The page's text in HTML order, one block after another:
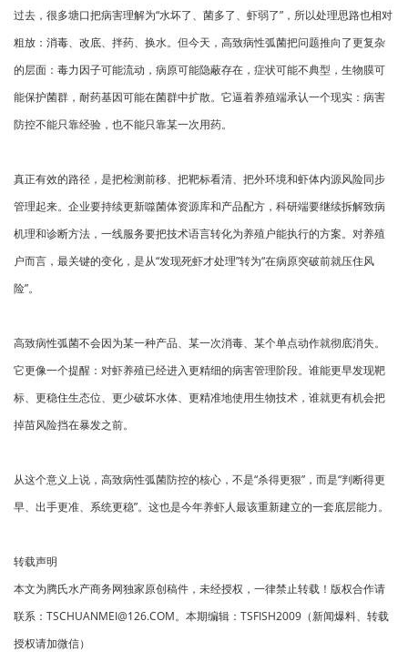
过去，很多塘口把病害理解为“水坏了、菌多了、虾弱了”，所以处理思路也相对
粗放：消毒、改底、拌药、换水。但今天，高致病性弧菌把问题推向了更复杂
的层面：毒力因子可能流动，病原可能隐蔽存在，症状可能不典型，生物膜可
能保护菌群，耐药基因可能在菌群中扩散。它逼着养殖端承认一个现实：病害
防控不能只靠经验，也不能只靠某一次用药。
真正有效的路径，是把检测前移、把靶标看清、把外环境和虾体内源风险同步
管理起来。企业要持续更新噬菌体资源库和产品配方，科研端要继续拆解致病
机理和诊断方法，一线服务要把技术语言转化为养殖户能执行的方案。对养殖
户而言，最关键的变化，是从“发现死虾才处理”转为“在病原突破前就压住风
险”。
高致病性弧菌不会因为某一种产品、某一次消毒、某个单点动作就彻底消失。
它更像一个提醒：对虾养殖已经进入更精细的病害管理阶段。谁能更早发现靶
标、更稳住生态位、更少破坏水体、更精准地使用生物技术，谁就更有机会把
掉苗风险挡在暴发之前。
从这个意义上说，高致病性弧菌防控的核心，不是“杀得更狠”，而是“判断得更
早、出手更准、系统更稳”。这也是今年养虾人最该重新建立的一套底层能力。
转载声明
本文为腾氏水产商务网独家原创稿件，未经授权，一律禁止转载！版权合作请
联系：TSCHUANMEI@126.COM。本期编辑：TSFISH2009（新闻爆料、转载
授权请加微信）